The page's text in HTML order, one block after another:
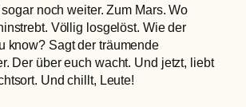
noch weiter. Zum Mars. Wo
Völlig losgelöst. Wie der
know? Sagt der träumende
Der über euch wacht. Und jetzt, liebt
Und chillt, Leute!